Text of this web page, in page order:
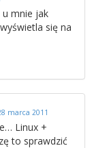
u mnie jak
się na
marca 2011
Linux +
to sprawdzić